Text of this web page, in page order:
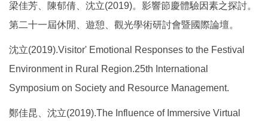
梁佳芳、陳郁倩、沈立(2019)。影響節慶體驗因素之探討。
第二十一屆休閒、遊憩、觀光學術研討會暨國際論壇。
沈立(2019).Visitor' Emotional Responses to the Festival
Environment in Rural Region.25th International
Symposium on Society and Resource Management.
鄭佳昆、沈立(2019).The Influence of Immersive Virtual